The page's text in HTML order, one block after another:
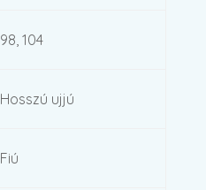
98, 104
Hosszú ujjú
Fiú